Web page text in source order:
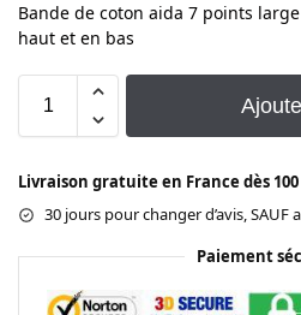
Bande de coton aida 7 points
haut et en bas
Livraison gratuite en France dès 100
30 jours pour changer d’avis, SAUF
Paiement